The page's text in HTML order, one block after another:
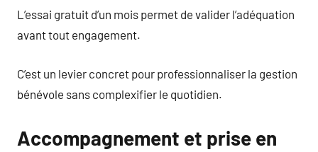
L’essai gratuit d’un mois permet de valider l’adéquation
avant tout engagement.
C’est un levier concret pour professionnaliser la gestion
bénévole sans complexifier le quotidien.
Accompagnement et prise en